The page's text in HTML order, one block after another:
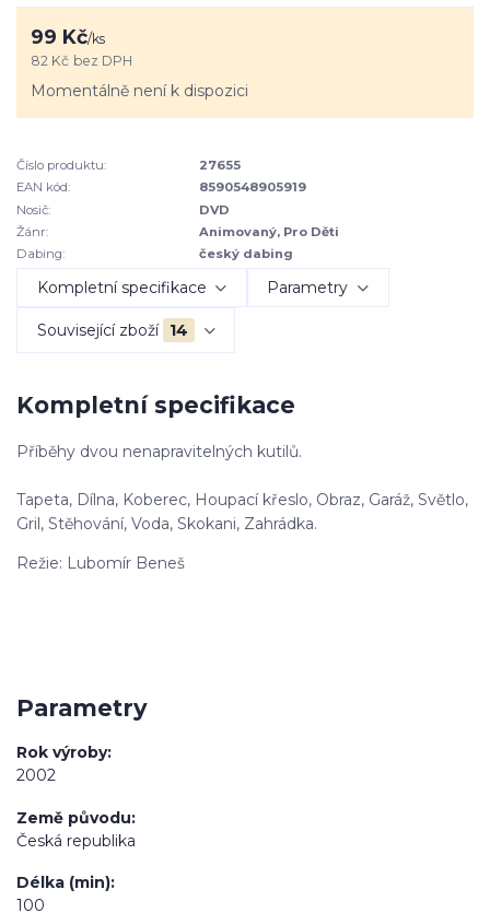
99 Kč/ks
82 Kč bez DPH
Momentálně není k dispozici
Číslo produktu:
27655
EAN kód:
8590548905919
Nosič:
DVD
Žánr:
Animovaný, Pro Děti
Dabing:
český dabing
Kompletní specifikace Parametry
Související zboží 14
Kompletní specifikace
Příběhy dvou nenapravitelných kutilů.
Tapeta, Dílna, Koberec, Houpací křeslo, Obraz, Garáž, Světlo,
Gril, Stěhování, Voda, Skokani, Zahrádka.
Režie: Lubomír Beneš
Parametry
Rok výroby
2002
Země původu
Česká republika
Délka (min)
100